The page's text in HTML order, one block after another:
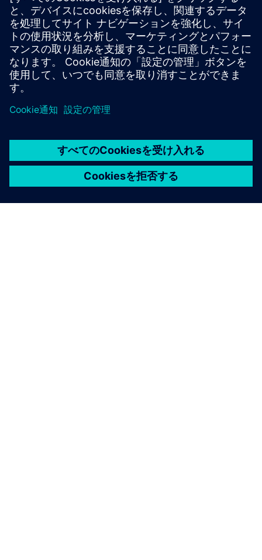
Migration Factory を活用してPLMデータの移行を加速しま
した。その結果、移行タイムラインが 30% 短縮され、リ
アルタイムのレポートにより完全な透明性が得られ、より
迅速になりました
大規模に進化するデータモデルへの適応。